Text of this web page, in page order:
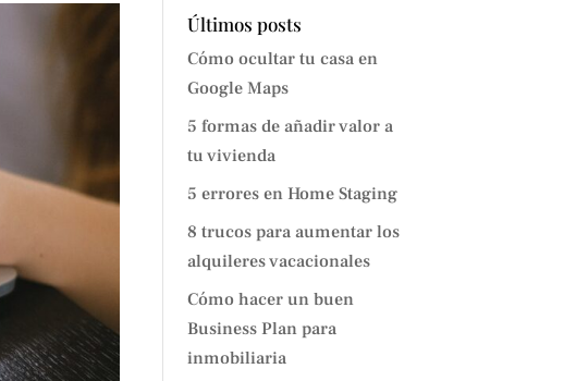
Últimos posts
Cómo ocultar tu casa en
Google Maps
5 formas de añadir valor a
tu vivienda
5 errores en Home Staging
8 trucos para aumentar los
alquileres vacacionales
Cómo hacer un buen
Business Plan para
inmobiliaria